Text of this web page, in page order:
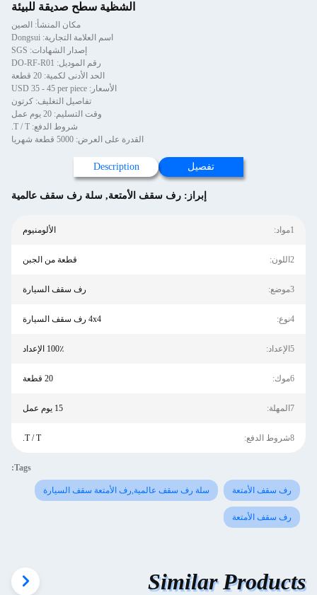
الشظية سطح صديقة للبيئة
مكان المنشأ: الصين
اسم العلامة التجارية: Dongsui
إصدار الشهادات: SGS
رقم الموديل: DO-RF-R01
الحد الأدنى لكمية: 20 قطعة
الأسعار: USD 35 - 45 per piece
تفاصيل التغليف: كرتون
وقت التسليم: 20 يوم عمل
شروط الدفع: T / T.
القدرة على العرض: 5000 قطعة شهريا
تفصيل Description
إبراز: رف سقف الأمتعة, سلة رف سقف عالمية
1مواد: الألومنيوم
2اللون: قطعة من الجبن
3موضع: رف سقف السيارة
4نوع: 4x4 رف سقف السيارة
5الإعداد: 100٪ الإعداد
6موك: 20 قطعة
7المهلة: 15 يوم عمل
8شروط الدفع: T / T.
Tags:
رف سقف الأمتعة سلة رف سقف عالمية,رف الأمتعة سقف السيارة
رف سقف الأمتعة
Similar Products